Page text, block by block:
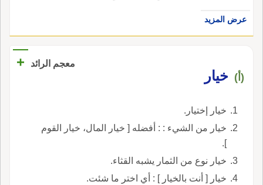
عرض المزيد
معجم الرائد +
(أ) خيار
خيار إختيار.
خيار من الشيء : : أفضله [ خيار المال، خيار القوم
].
خيار نوع من الثمار يشبه القثاء.
خيار [ أنت بالخيار ] : أي اختر ما شئت.